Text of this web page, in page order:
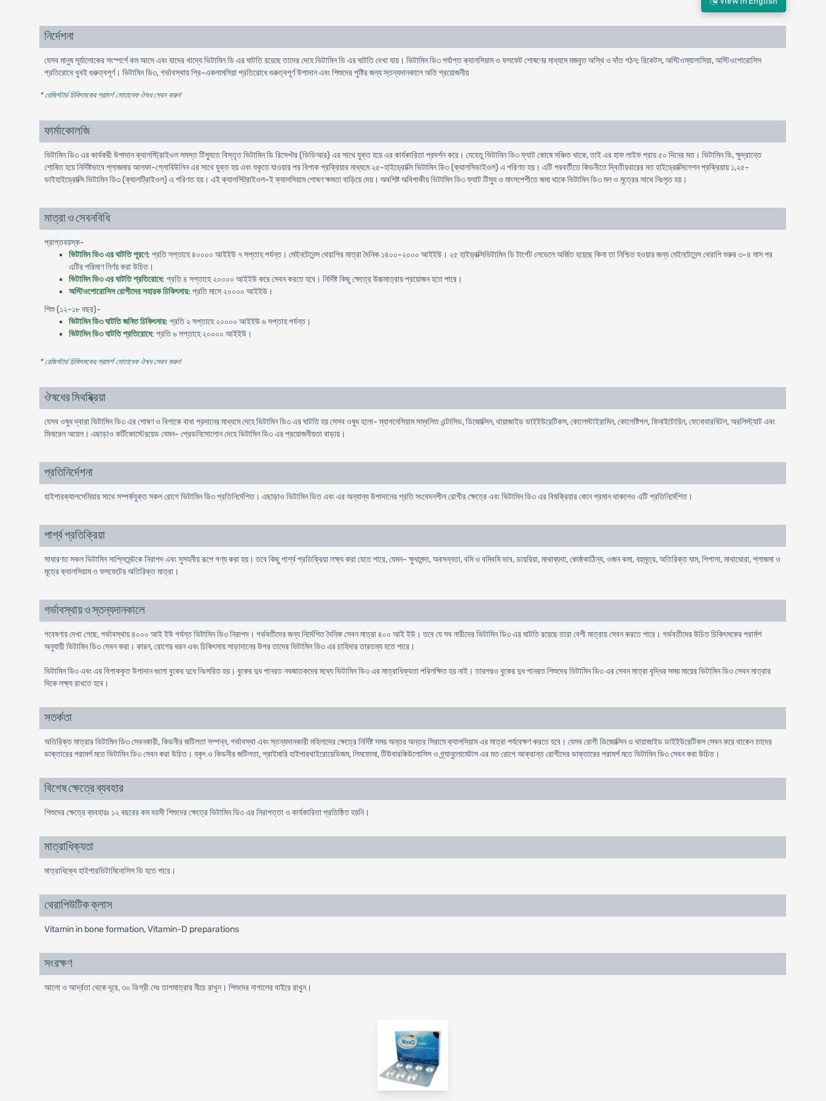
নির্দেশনা
যেসব মানুষ সূর্যালোকের সংস্পর্শে কম আসে এবং যাদের খাদ্যে ভিটামিন ডি এর ঘাটতি রয়েছে তাদের দেহে ভিটামিন ডি এর ঘাটতি দেখা যায়। ভিটামিন ডি৩ পর্যাপ্ত ক্যালসিয়াম ও ফসফেট শোষণের মাধ্যমে মজবুত অস্থি ও দাঁত গঠন; রিকেটস, অস্টিওম্যালাসিয়া, অস্টিওপোরোসিস
প্রতিরোধে খুবই গুরুত্বপূর্ণ। ভিটামিন ডি৩, গর্ভাবস্থায় প্রি-একলামসিয়া প্রতিরোধে গুরুত্বপূর্ণ উপাদান এবং শিশুদের পুষ্টির জন্য স্তন্যদানকালে অতি প্রয়োজনীয়
* রেজিস্টার্ড চিকিৎসকের পরামর্শ মোতাবেক ঔষধ সেবন করুন'
ফার্মাকোলজি
ভিটামিন ডি৩ এর কার্যকরী উপাদান ক্যালস্ট্রিাইওল সমস্ত টিস্যুতে বিস্তৃত ভিটামিন ডি রিসেপ্টর (ভিডিআর) এর সাথে যুক্ত হয়ে এর কার্যকারিতা প্রদর্শন করে। যেহেতু ভিটামিন ডি৩ ফ্যাট কোষে সঞ্চিত থাকে, তাই এর হাফ লাইফ প্রায় ৫০ দিনের মত। ভিটামিন ডি, ক্ষুদ্রান্তে
শোষিত হয়ে নির্দিষ্টভাবে প্লাজমার আলফা-গ্লোবিউলিন এর সাথে যুক্ত হয় এবং যকৃতে যাওয়ার পর বিপাক প্রক্রিয়ার মাধ্যমে ২৫-হাইড্রোক্সি ভিটামিন ডি৩ (ক্যালসিডাইওল) এ পরিণত হয়। এটি পরবর্তীতে কিডনীতে দ্বিতীয়বারের মত হাইড্রোক্সিলেশন প্রক্রিয়ায় ১,২৫-
ডাইহাইড্রোক্সি ভিটামিন ডি৩ (ক্যালট্রিাইওল) এ পরিণত হয়। এই ক্যালসিট্রাইওল-ই ক্যালসিয়াম শোষণ ক্ষমতা বাড়িয়ে দেয়। অবশিষ্ট অবিপাকীয় ভিটামিন ডি৩ ফ্যাট টিস্যু ও মাংসপেশীতে জমা থাকে ভিটামিন ডি৩ মল ও মূত্রের সাথে নিঃসৃত হয়।
মাত্রা ও সেবনবিধি
প্রাপ্তবয়স্ক-
ভিটামিন ডি৩ এর ঘাটতি পূরণে: প্রতি সপ্তাহে ৪০০০০ আইইউ ৭ সপ্তাহ পর্যন্ত। মেইনটেনেন্স থেরাপির মাত্রা দৈনিক ১৪০০-২০০০ আইইউ। ২৫ হাইড্রক্সিভিটামিন ডি টার্গেট লেভেলে অর্জিত হয়েছে কিনা তা নিশ্চিত হওয়ার জন্য মেইনটেনেন্স থেরাপি শুরুর ৩-৪ মাস পর
এটির পরিমাণ নির্ণয় করা উচিত।
ভিটামিন ডি৩ এর ঘাটতি প্রতিরোধে: প্রতি ৪ সপ্তাহে ২০০০০ আইইউ করে সেবন করতে হবে। নির্দিষ্ট কিছু ক্ষেত্রে উচ্চমাত্রায় প্রয়োজন হতে পারে।
অস্টিওপোরোসিস রোগীদের সহায়ক চিকিৎসায়: প্রতি মাসে ২০০০০ আইইউ।
শিশু (১২-১৮ বছর)-
ভিটামিন ডি৩ ঘাটতি জনিত চিকিৎসায়: প্রতি ২ সপ্তাহে ২০০০০ আইইউ ৬ সপ্তাহ পর্যন্ত।
ভিটামিন ডি৩ ঘাটতি প্রতিরোধে: প্রতি ৬ সপ্তাহে ২০০০০ আইইউ।
* রেজিস্টার্ড চিকিৎসকের পরামর্শ মোতাবেক ঔষধ সেবন করুন'
ঔষধের মিথষ্ক্রিয়া
যেসব ওষুধ দ্বারা ভিটামিন ডি৩ এর শোষণ ও বিপাকে বাধা প্রদানের মাধ্যমে দেহে ভিটামিন ডি৩ এর ঘাটতি হয় সেসব ওষুধ হলো- ম্যাগনেসিয়াম সম্বলিত এন্টাসিড, ডিজোক্সিন, থায়াজাইড ডাইইউরেটিকস, কোলেস্টাইরামিন, কোলেষ্টিপল, ফিনাইটোয়িন, ফেনোবারবিটল, অরলিস্ট্যাট এবং
মিনারেল অয়েল। এছাড়াও কর্টিকোস্টেরয়েড যেমন- প্রেডনিসোলোন দেহে ভিটামিন ডি৩ এর প্রয়োজনীয়তা বাড়ায়।
প্রতিনির্দেশনা
হাইপারক্যালসেমিয়ার সাথে সম্পর্কযুক্ত সকল রোগে ভিটামিন ডি৩ প্রতিনির্দেশিত। এছাড়াও ভিটামিন ডিত এবং এর অন্যান্য উপাদানের প্রতি সংবেদনশীল রোগীর ক্ষেত্রে এবং ভিটামিন ডি৩ এর বিষক্রিয়ার কোন প্রমান থাকলেও এটি প্রতিনির্দেশিত।
পার্শ্ব প্রতিক্রিয়া
সাধারণত সকল ভিটামিন সাপ্লিমেন্টকে নিরাপদ এবং সুসহনীয় রূপে গণ্য করা হয়। তবে কিছু পার্শ্ব প্রতিক্রিয়া লক্ষ্য করা যেতে পারে, যেমন- ক্ষুধামন্দা, অবসন্নতা, বমি ও বমিবমি ভাব, ডায়রিয়া, মাথাব্যথা, কোষ্ঠকাঠিন্য, ওজন কমা, বহুমূত্র, অতিরিক্ত ঘাম, পিপাসা, মাথাঘোরা, প্লাজমা ও
মূত্রে ক্যালসিয়াম ও ফসফেটের অতিরিক্ত মাত্রা।
গর্ভাবস্থায় ও স্তন্যদানকালে
গবেষণায় দেখা গেছে, গর্ভাবস্থায় ৪০০০ আই ইউ পর্যন্ত ভিটামিন ডি৩ নিরাপদ। গর্ভবতীদের জন্য নির্দেশিত দৈনিক সেবন মাত্রা ৪০০ আই ইউ। তবে যে সব নারীদের ভিটামিন ডি৩ এর ঘাটতি রয়েছে তারা বেশী মাত্রায় সেবন করতে পারে। গর্ভবতীদের উচিত চিকিৎসকের পরার্মশ
অনুযায়ী ভিটামিন ডি৩ সেবন করা। কারন, রোগের ধরন এবং চিকিৎসায় সাড়াদানের উপর তাদের ভিটামিন ডি৩ এর চাহিদার তারতম্য হতে পারে।
ভিটামিন ডি৩ এবং এর বিপাককৃত উপাদান গুলো বুকের দুধে নিঃসরিত হয়। বুকের দুধ পানরত নবজাতকদের মধ্যে ভিটামিন ডি৩ এর মাত্রাধিক্যতা পরিলক্ষিত হয় নাই। তারপরও বুকের দুধ পানরত শিশুদের ভিটামিন ডি৩ এর সেবন মাত্রা বৃদ্ধির সময় মায়ের ভিটামিন ডি৩ সেবন মাত্রার
দিকে লক্ষ্য রাখতে হবে।
সতর্কতা
অতিরিক্ত মাত্রার ভিটামিন ডি৩ সেবনকারী, কিডনীর জটিলতা সম্পন্ন, গর্ভাবস্থা এবং স্তন্যদানকারী মহিলাদের ক্ষেত্রে নির্দিষ্ট সময় অন্তর অন্তর সিরামে ক্যালসিয়াম এর মাত্রা পর্যবেক্ষণ করতে হবে। যেসব রোগী ডিজোক্সিন ও থায়াজাইড ডাইইউরেটিকস সেবন করে থাকেন তাদের
ডাক্তারের পরামর্শ মতে ভিটামিন ডি৩ সেবন করা উচিত। যকৃৎ ও কিডনীর জটিলতা, প্রাইমারি হাইপারথাইরোয়েডিজম, লিমফোমা, টিউবারকিউলোসিস ও গ্র্যানুলোমেটাস এর মত রোগে আক্রান্ত রোগীদের ডাক্তারের পরামর্শ মতে ভিটামিন ডি৩ সেবন করা উচিত।
বিশেষ ক্ষেত্রে ব্যবহার
শিশুদের ক্ষেত্রে ব্যবহারঃ ১২ বছরের কম বয়সী শিশুদের ক্ষেত্রে ভিটামিন ডি৩ এর নিরাপত্তা ও কার্যকারিতা প্রতিষ্ঠিত হয়নি।
মাত্রাধিক্যতা
মাত্রাধিক্যে হাইপারভিটামিনোসিস ডি হতে পারে।
থেরাপিউটিক ক্লাস
Vitamin in bone formation, Vitamin-D preparations
সংরক্ষণ
আলো ও আর্দ্রতা থেকে দূরে, ৩০ ডিগ্রী সেঃ তাপমাত্রার নীচে রাখুন। শিশুদের নাগালের বাইরে রাখুন।